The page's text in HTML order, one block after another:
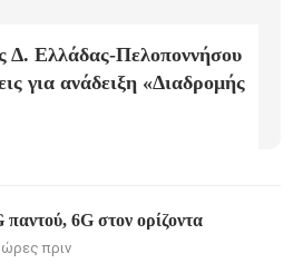
Δ. Ελλάδας-Πελοποννήσου
για ανάδειξη «Διαδρομής
παντού, 6G στον ορίζοντα
ώρες πριν